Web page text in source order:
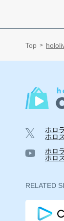
Top
ホロ
ホロ
ホロ
ホロ
RELATED